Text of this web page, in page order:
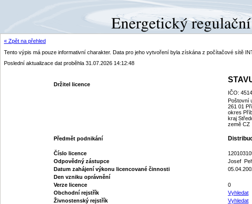
« Zpět na přehled
Tento výpis má pouze informativní charakter. Data pro jeho vytvoření byla získána z počítačové sítě
Poslední aktualizace dat proběhla 31.07.2026 14:12:48
Držitel licence
IČO:
Poštovní
261 01
okres
kraj
země CZ
Předmět podnikání
Číslo licence
Odpovědný zástupce
Josef
Datum zahájení výkonu licencované činnosti
Den vzniku oprávnění
Verze licence
0
Obchodní rejstřík
Vyhledat
Živnostenský rejstřík
Vyhledat